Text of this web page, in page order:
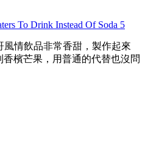
風情飲品非常香甜，製作起來
檳芒果，用普通的代替也沒問